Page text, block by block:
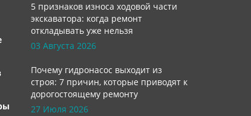
5 признаков износа ходовой части
экскаватора: когда ремонт
откладывать уже нельзя
03 Августа 2026
Почему гидронасос выходит из
строя: 7 причин, которые приводят к
дорогостоящему ремонту
27 Июля 2026